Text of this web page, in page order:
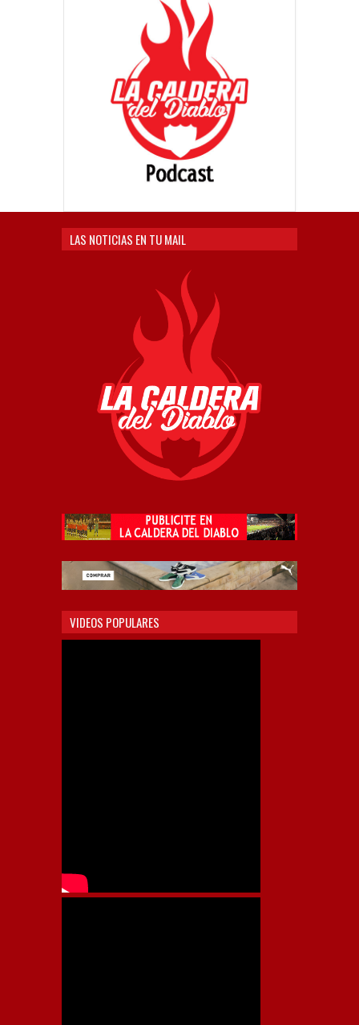
LAS NOTICIAS EN TU MAIL
VIDEOS POPULARES